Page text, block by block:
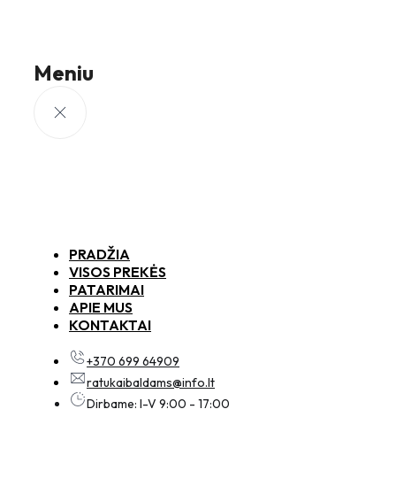
Meniu
PRADŽIA
VISOS PREKĖS
PATARIMAI
APIE MUS
KONTAKTAI
+370 699 64909
ratukaibaldams@info.lt
Dirbame: I-V 9:00 - 17:00